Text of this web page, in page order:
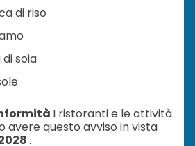
di riso
soia
I ristoranti e le attività
avere questo avviso in vista
.